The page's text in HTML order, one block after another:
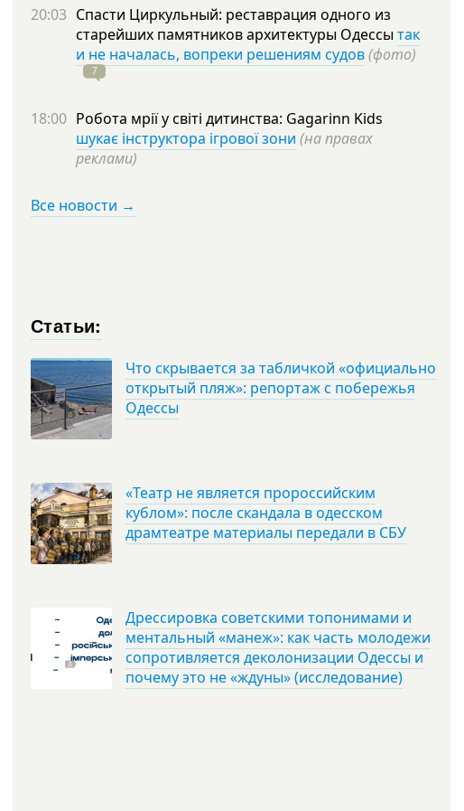
20:03 Спасти Циркульный: реставрация одного из
старейших памятников архитектуры Одессы так
и не началась, вопреки решениям судов(фото)
7
18:00 Робота мрії у світі дитинства: Gagarinn Kids
шукає інструктора ігрової зони (на правах
реклами)
Все новости →
Статьи:
Что скрывается за табличкой «официально
открытый пляж»: репортаж с побережья
Одессы
«Театр не является пророссийским
кублом»: после скандала в одесском
драмтеатре материалы передали в СБУ
Дрессировка советскими топонимами и
ментальный «манеж»: как часть молодежи
сопротивляется деколонизации Одессы и
почему это не «ждуны» (исследование)